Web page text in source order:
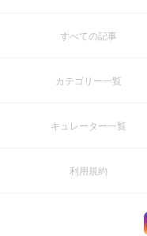
すべての記事
カテゴリー一覧
キュレーター一覧
利用規約